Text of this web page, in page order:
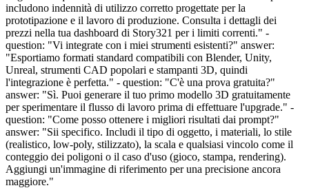
includono indennità di utilizzo corretto progettate per la
prototipazione e il lavoro di produzione. Consulta i dettagli dei
prezzi nella tua dashboard di Story321 per i limiti correnti." -
question: "Vi integrate con i miei strumenti esistenti?" answer:
"Esportiamo formati standard compatibili con Blender, Unity,
Unreal, strumenti CAD popolari e stampanti 3D, quindi
l'integrazione è perfetta." - question: "C'è una prova gratuita?"
answer: "Sì. Puoi generare il tuo primo modello 3D gratuitamente
per sperimentare il flusso di lavoro prima di effettuare l'upgrade." -
question: "Come posso ottenere i migliori risultati dai prompt?"
answer: "Sii specifico. Includi il tipo di oggetto, i materiali, lo stile
(realistico, low-poly, stilizzato), la scala e qualsiasi vincolo come il
conteggio dei poligoni o il caso d'uso (gioco, stampa, rendering).
Aggiungi un'immagine di riferimento per una precisione ancora
maggiore."